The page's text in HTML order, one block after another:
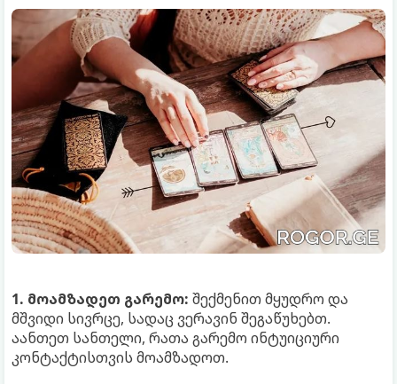
1. მოამზადეთ გარემო: შექმენით მყუდრო და
მშვიდი სივრცე, სადაც ვერავინ შეგაწუხებთ.
აანთეთ სანთელი, რათა გარემო ინტუიციური
კონტაქტისთვის მოამზადოთ.